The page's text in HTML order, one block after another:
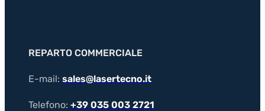
REPARTO COMMERCIALE
E-mail: sales@lasertecno.it
Telefono: +39 035 003 2721